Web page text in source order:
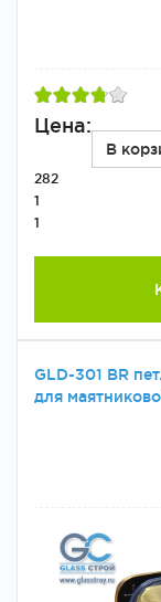
Цена:
В
282
1
1
GLD-301 BR
для